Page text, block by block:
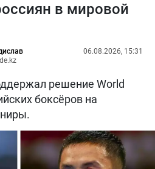
в мировой
06.08.2026, 15:31
решение World
боксёров на